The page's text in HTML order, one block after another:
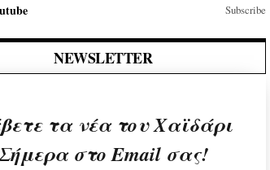
Subscribe
NEWSLETTER
τα νέα του Χαϊδάρι
στο Email σας!